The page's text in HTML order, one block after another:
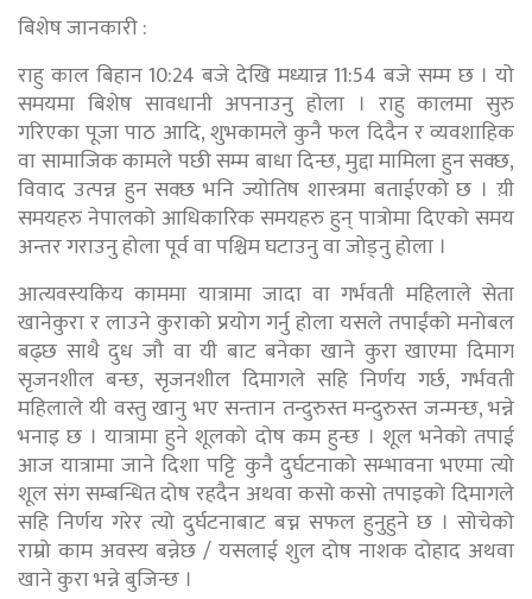
बिशेष जानकारी :
राहु काल बिहान 10:24 बजे देखि मध्यान्न 11:54 बजे सम्म छ । यो
समयमा बिशेष सावधानी अपनाउनु होला । राहु कालमा सुरु
गरिएका पूजा पाठ आदि, शुभकामले कुनै फल दिदैन र व्यवशाहिक
वा सामाजिक कामले पछी सम्म बाधा दिन्छ, मुद्दा मामिला हुन सक्छ,
विवाद उत्पन्न हुन सक्छ भनि ज्योतिष शास्त्रमा बताईएको छ । य़ी
समयहरु नेपालको आधिकारिक समयहरु हुन् पात्रोमा दिएको समय
अन्तर गराउनु होला पूर्व वा पश्चिम घटाउनु वा जोड्नु होला ।
आत्यवस्यकिय काममा यात्रामा जादा वा गर्भवती महिलाले सेता
खानेकुरा र लाउने कुराको प्रयोग गर्नु होला यसले तपाईंको मनोबल
बढ्छ साथै दुध जौ वा यी बाट बनेका खाने कुरा खाएमा दिमाग
सृजनशील बन्छ, सृजनशील दिमागले सहि निर्णय गर्छ, गर्भवती
महिलाले यी वस्तु खानु भए सन्तान तन्दुरुस्त मन्दुरुस्त जन्मन्छ, भन्ने
भनाइ छ । यात्रामा हुने शूलको दोष कम हुन्छ । शूल भनेको तपाई
आज यात्रामा जाने दिशा पट्टि कुनै दुर्घटनाको सम्भावना भएमा त्यो
शूल संग सम्बन्धित दोष रहदैन अथवा कसो कसो तपाइको दिमागले
सहि निर्णय गरेर त्यो दुर्घटनाबाट बच्न सफल हुनुहुने छ । सोचेको
राम्रो काम अवस्य बन्नेछ / यसलाई शुल दोष नाशक दोहाद अथवा
खाने कुरा भन्ने बुजिन्छ ।